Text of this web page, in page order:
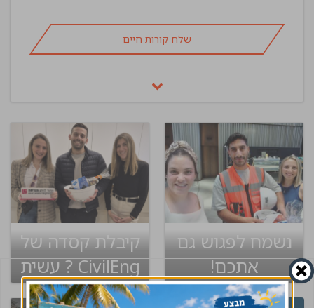
שלח קורות חיים
נשמח לפגוש גם
אתכם!
קיבלת קסדה של
CivilEng ? עשית
שינוי בקריירה